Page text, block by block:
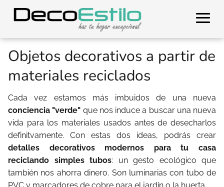
Objetos decorativos a partir de
materiales reciclados
Cada vez estamos más imbuidos de una nueva
conciencia "verde" que nos induce a buscar una nueva
vida para los materiales usados antes de desecharlos
definitvamente. Con estas dos ideas, podrás crear
detalles decorativos modernos para tu casa
reciclando simples tubos: un gesto ecológico que
también nos ahorra dinero. Son luminarias con tubo de